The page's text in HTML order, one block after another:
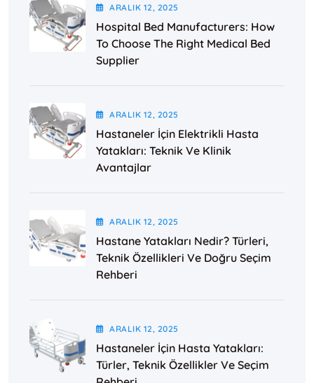
ARALIK 12 , 2025
Hospital Bed Manufacturers: How
To Choose The Right Medical Bed
Supplier
ARALIK 12 , 2025
Hastaneler İçin Elektrikli Hasta
Yatakları: Teknik Ve Klinik
Avantajlar
ARALIK 12 , 2025
Hastane Yatakları Nedir? Türleri,
Teknik Özellikleri Ve Doğru Seçim
Rehberi
ARALIK 12 , 2025
Hastaneler İçin Hasta Yatakları:
Türler, Teknik Özellikler Ve Seçim